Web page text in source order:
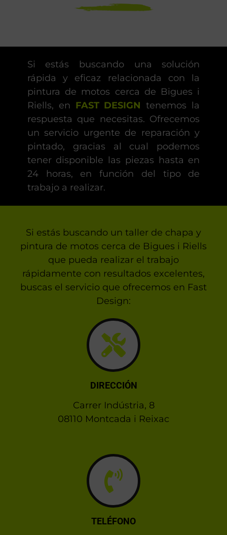
Si estás buscando una solución
rápida y eficaz relacionada con la
pintura de motos cerca de Bigues i
Riells, en FAST DESIGN tenemos la
respuesta que necesitas. Ofrecemos
un servicio urgente de reparación y
pintado, gracias al cual podemos
tener disponible las piezas hasta en
24 horas, en función del tipo de
trabajo a realizar.
Si estás buscando un taller de chapa y
pintura de motos cerca de Bigues i Riells
que pueda realizar el trabajo
rápidamente con resultados excelentes,
buscas el servicio que ofrecemos en Fast
Design:
DIRECCIÓN
Carrer Indústria, 8
08110 Montcada i Reixac
TELÉFONO